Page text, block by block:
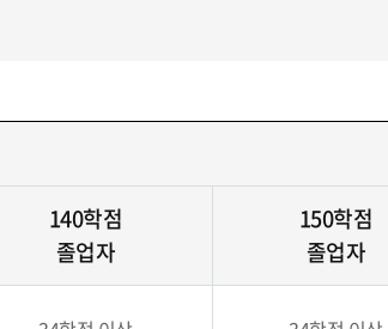
140학점
졸업자
150학점
졸업자